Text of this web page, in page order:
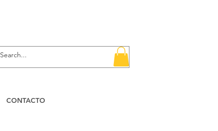
CONTACTO